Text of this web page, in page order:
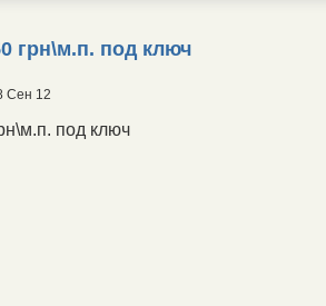
грн\м.п. под ключ
Сен 12
под ключ